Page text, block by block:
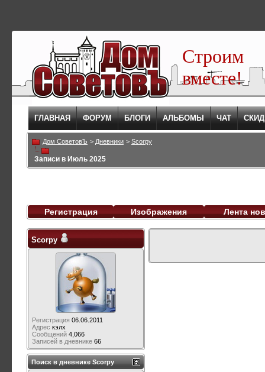
Строим
вместе!
ГЛАВНАЯ ФОРУМ БЛОГИ АЛЬБОМЫ ЧАТ
Дом СоветовЪ > Дневники > Scorpy
Записи в Июль 2025
Регистрация Изображения Лента
Scorpy
Регистрация 06.06.2011
Адрес кэлх
Сообщений 4,066
Записей в дневнике 66
Поиск в дневнике Scorpy